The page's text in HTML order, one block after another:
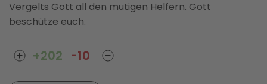
Vergelts Gott all den mutigen Helfern. Gott
beschütze euch.
+202 -10